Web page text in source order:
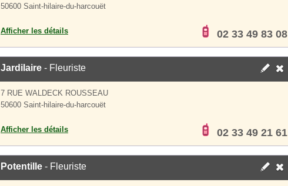
50600 Saint-hilaire-du-harcouët
Afficher les détails 02 33 49 83 08
Jardilaire - Fleuriste
7 RUE WALDECK ROUSSEAU
50600 Saint-hilaire-du-harcouët
Afficher les détails 02 33 49 21 61
Potentille - Fleuriste